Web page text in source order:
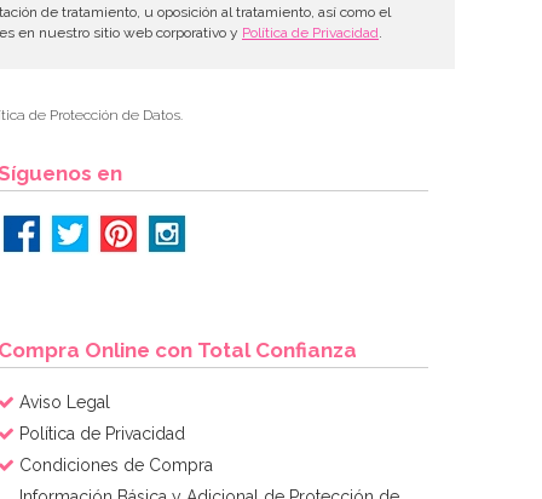
de tratamiento, u oposición al tratamiento, así como el
en nuestro sitio web corporativo y Política de Privacidad
de Protección de Datos.
en
Compra Online con Total Confianza
Aviso Legal
Política de Privacidad
Condiciones de Compra